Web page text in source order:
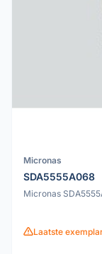
Micronas
SDA5555A068
Micronas
Laatste